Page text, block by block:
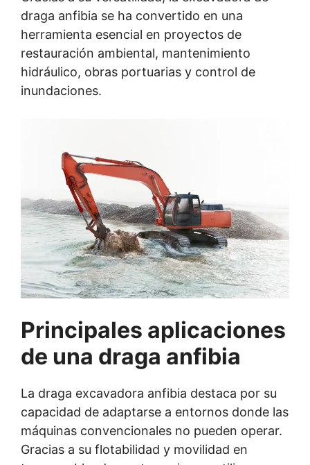
draga anfibia se ha convertido en una
herramienta esencial en proyectos de
restauración ambiental, mantenimiento
hidráulico, obras portuarias y control de
inundaciones.
Principales aplicaciones
de una draga anfibia
La draga excavadora anfibia destaca por su
capacidad de adaptarse a entornos donde las
máquinas convencionales no pueden operar.
Gracias a su flotabilidad y movilidad en